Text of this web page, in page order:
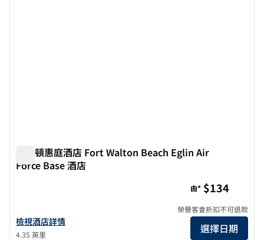
希爾頓惠庭酒店 Fort Walton Beach Eglin Air
Force Base 酒店
查看華爾頓堡海灘伊格林空軍基地希爾頓惠庭酒店詳情
檢視酒店詳情
4.35 英里
由* $134
榮譽客會折扣不可退款
選擇日期